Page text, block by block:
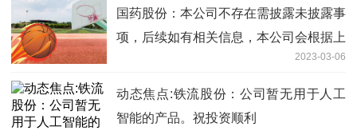
国药股份：本公司不存在需披露未披露事
项，后续如有相关信息，本公司会根据上
2023-03-06
动态焦点:铁流股份：公司暂无用于人工
智能的产品。祝投资顺利